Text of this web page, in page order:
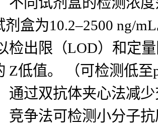
盒为10.2–2500 ng/
检出限（LOD）和定
Z低值。 （可检测低
通过双抗体夹心法减
竞争法可检测小分子